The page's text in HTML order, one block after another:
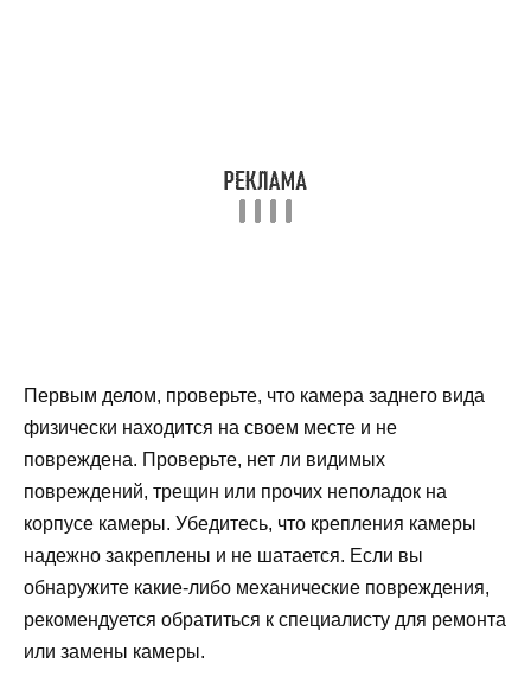
Первым делом, проверьте, что камера заднего вида
физически находится на своем месте и не
повреждена. Проверьте, нет ли видимых
повреждений, трещин или прочих неполадок на
корпусе камеры. Убедитесь, что крепления камеры
надежно закреплены и не шатается. Если вы
обнаружите какие-либо механические повреждения,
рекомендуется обратиться к специалисту для ремонта
или замены камеры.